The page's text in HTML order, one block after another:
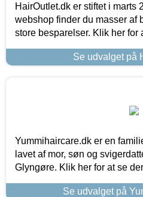
HairOutlet.dk er stiftet i marts
webshop finder du masser af
store besparelser. Klik her for
Se udvalget på
Yummihaircare.dk er en
lavet af mor, søn og
Glyngøre. Klik her for at se
Se udvalget på